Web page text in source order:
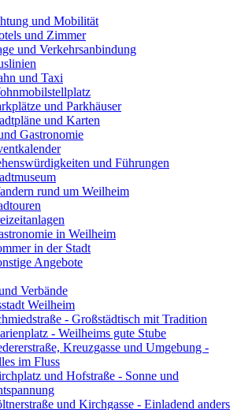
und Mobilität
und Zimmer
und Verkehrsanbindung
und Taxi
und Parkhäuser
und Karten
Gastronomie
und Führungen
rund um Weilheim
in Weilheim
in der Stadt
Angebote
Verbände
Weilheim
- Großstädtisch mit Tradition
- Weilheims gute Stube
Kreuzgasse und Umgebung -
im Fluss
und Hofstraße - Sonne und
und Kirchgasse - Einladend anders